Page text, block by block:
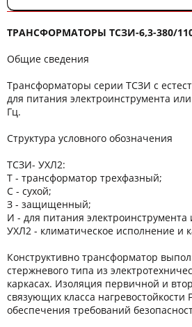
ТРАНСФОРМАТОРЫ ТСЗИ-6,3-380/
Общие сведения
Трансформаторы серии ТСЗИ с
для питания электроинструмента
Гц.
Структура условного обозначения
ТСЗИ- УХЛ2:
Т - трансформатор трехфазный;
С - сухой;
З - защищенный;
И - для питания
УХЛ2 - климатическое исполнение и
Конструктивно трансформатор
стержневого типа из
каркасах. Изоляция первичной и
связующих класса
обеспечения требований